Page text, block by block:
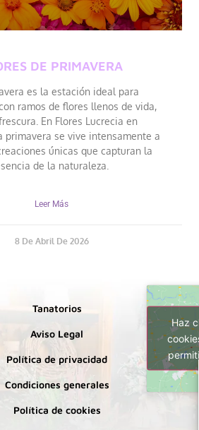
DE PRIMAVERA
es la estación ideal para
ramos de flores llenos de vida,
En Flores Lucrecia en
primavera se vive intensamente a
únicas que capturan la
de la naturaleza.
Leer Más
8 De Abril De 2026
Tanatorios
Aviso Legal
Política de privacidad
Condiciones generales
Política de cookies
Haz